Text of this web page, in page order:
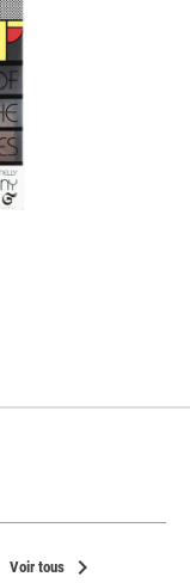
Voir tous chevron_right